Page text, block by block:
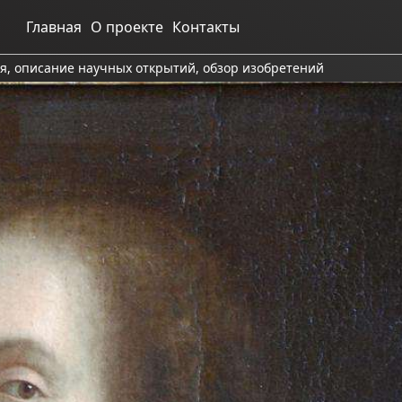
Главная О проекте Контакты
описание научных открытий, обзор изобретений